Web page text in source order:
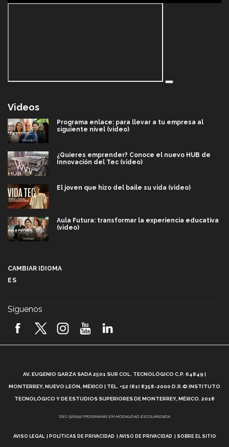
Videos
Programa enlace: para llevar a tu empresa al
siguiente nivel (video)
¿Quieres emprender? Conoce el nuevo HUB de
Innovación del Tec (video)
El joven que hizo del baile su vida (video)
Aula Futura: transformar la experiencia educativa
(video)
2026! (video)
¿Cómo es el Modelo Educativo Tec? (video)
Vida Tec: Feminismo e Inteligencia Artificial, Paola
CAMBIAR IDIOMA
ES
Síguenos
AV. EUGENIO GARZA SADA 2501 SUR COL. TECNOLÓGICO C.P. 64849 |
MONTERREY, NUEVO LEÓN, MÉXICO | TEL. +52 (81) 8358-2000 D.R.© INSTITUTO
TECNOLÓGICO Y DE ESTUDIOS SUPERIORES DE MONTERREY, MÉXICO. 2018
*DEC-520912 PROGRAMAS EN MODALIDAD ESCOLARIZADA.
AVISO LEGAL POLÍTICAS DE PRIVACIDAD AVISO DE PRIVACIDAD SOBRE EL SITIO